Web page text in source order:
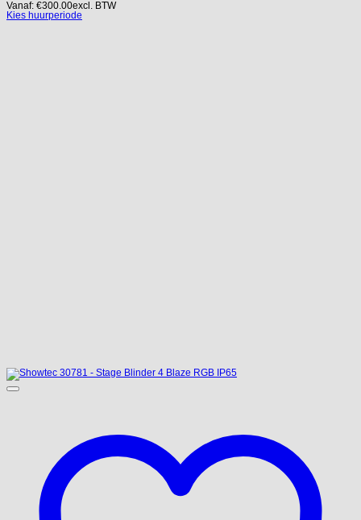
Vanaf: €300.00excl. BTW
Kies huurperiode